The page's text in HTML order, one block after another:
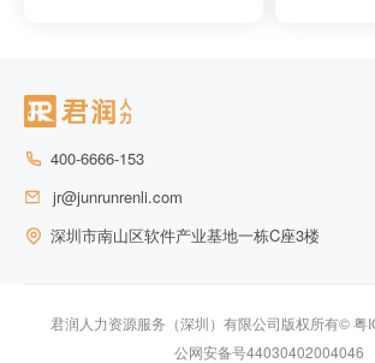
400-6666-153
jr@junrunrenli.com
深圳市南山区软件产业基地一栋C座3楼
君润人力资源服务（深圳）有限公司版权所有©粤
公网安备号44030402004046